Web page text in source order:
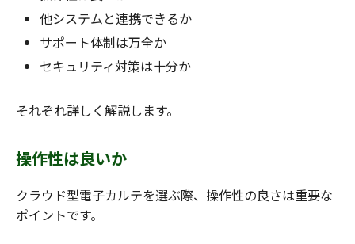
他システムと連携できるか
サポート体制は万全か
セキュリティ対策は十分か
それぞれ詳しく解説します。
操作性は良いか
クラウド型電子カルテを選ぶ際、操作性の良さは重要な
ポイントです。